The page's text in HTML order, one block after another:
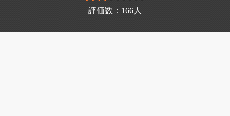
評価数： 166 人